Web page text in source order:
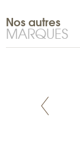
Nos autres
MARQUES
propose tous